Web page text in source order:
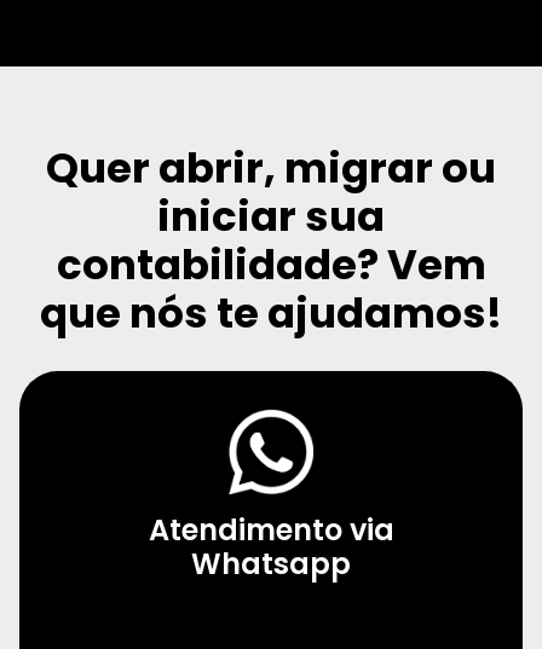
Quer abrir, migrar ou
iniciar sua
contabilidade?Vem
que nós te ajudamos!
Atendimento via
Whatsapp